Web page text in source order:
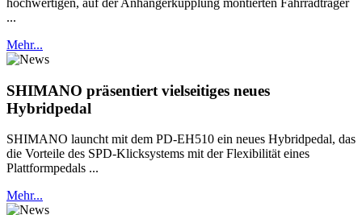
hochwertigen, auf der Anhängerkupplung montierten Fahrradträger
...
Mehr...
SHIMANO präsentiert vielseitiges neues
Hybridpedal
SHIMANO launcht mit dem PD-EH510 ein neues Hybridpedal, das
die Vorteile des SPD-Klicksystems mit der Flexibilität eines
Plattformpedals ...
Mehr...